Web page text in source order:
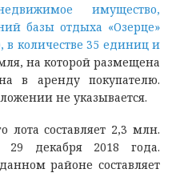
имущество,
базы отдыха «Озерце»
в количестве 35 единиц и
на которой размещена
в аренду покупателю.
не указывается.
лота составляет 2,3 млн.
29 декабря 2018 года.
районе составляет